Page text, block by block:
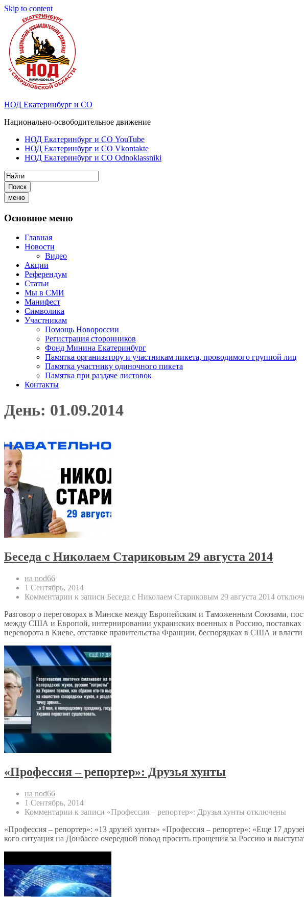
Skip to content
НОД Екатеринбург и СО
Национально-освободительное движение
НОД Екатеринбург и СО YouTube
НОД Екатеринбург и СО Vkontakte
НОД Екатеринбург и СО Odnoklassniki
Поиск
меню
Основное меню
Главная
Новости
Видео
Акции
Референдум
Статьи
Мы в СМИ
Манифест
Символика
Участникам
Помощь Новороссии
Регистрация сторонников
Фонд Минина Екатеринбург
Памятка организатору и участникам пикета, проводимого группой лиц
Памятка участнику одиночного пикета
Памятка при раздаче листовок
Контакты
День: 01.09.2014
Беседа с Николаем Стариковым 29 августа 2014
на nod66
1 Сентябрь, 2014
Комментарии к записи Беседа с Николаем Стариковым 29 августа 2014
Разговор о переговорах в Минске между Европейским и Таможенным Союзами,
между США и Европой, интернировании украинских военных в Россию,
переворота в Киеве, отставке правительства Франции, беспорядках в США и
«Профессия – репортер»: Друзья хунты
на nod66
1 Сентябрь, 2014
Комментарии к записи «Профессия – репортер»: Друзья хунты отключены
«Профессия – репортер»: «13 друзей хунты» «Профессия – репортер»: «Еще 17
кого ситуация на Донбассе очередной повод просить прощения за Россию и